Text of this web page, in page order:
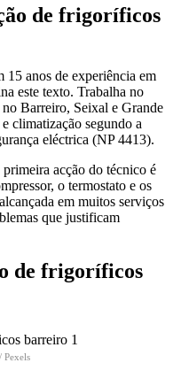
de frigoríficos
15 anos de experiência em
este texto. Trabalha no
Barreiro, Seixal e Grande
climatização segundo a
eléctrica (NP 4413).
acção do técnico é
o termostato e os
em muitos serviços
que justificam
de frigoríficos
Pexels